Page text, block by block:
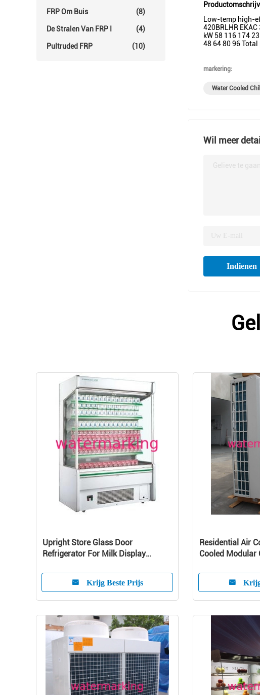
FRP Om Buis (8)
De Stralen Van FRP I (4)
Pultruded FRP (10)
Low-temp high-
420BRLHR
kW 58 116 174
48 64 80 96
markering:
Water Cooled
Wil meer
Gelieve te
Indienen
Upright Store Glass Door
Refrigerator For Milk Display
Krijg Beste Prijs
Residential Air
Cooled Modular